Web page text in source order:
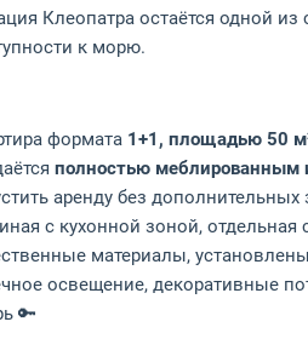
Клеопатра остаётся одной
к морю.
формата 1+1, площадью 50
полностью меблированным
аренду без
с кухонной зоной,
материалы,
освещение, декоративные
🔑